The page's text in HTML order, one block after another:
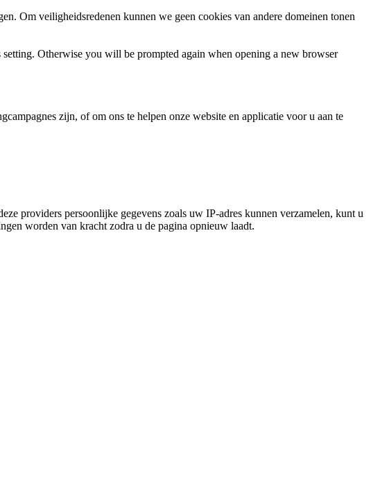
Om veiligheidsredenen kunnen we geen cookies van andere domeinen tonen
Otherwise you will be prompted again when opening a new browser
zijn, of om ons te helpen onze website en applicatie voor u aan te
providers persoonlijke gegevens zoals uw IP-adres kunnen verzamelen, kunt u
worden van kracht zodra u de pagina opnieuw laadt.